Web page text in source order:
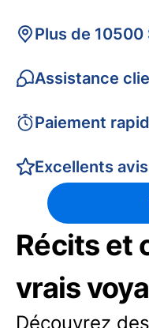
Plus de
Assistance
Paiement
Excellents avis
Récits et
vrais
Découvrez